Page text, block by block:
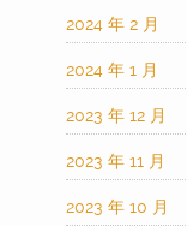
2024 年 2 月
2024 年 1 月
2023 年 12 月
2023 年 11 月
2023 年 10 月